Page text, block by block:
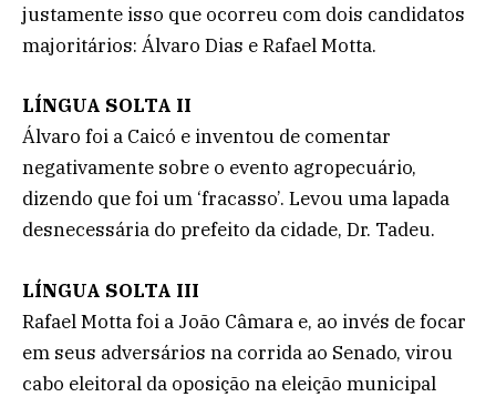
justamente isso que ocorreu com dois candidatos
majoritários: Álvaro Dias e Rafael Motta.
LÍNGUA SOLTA II
Álvaro foi a Caicó e inventou de comentar
negativamente sobre o evento agropecuário,
dizendo que foi um ‘fracasso’. Levou uma lapada
desnecessária do prefeito da cidade, Dr. Tadeu.
LÍNGUA SOLTA III
Rafael Motta foi a João Câmara e, ao invés de focar
em seus adversários na corrida ao Senado, virou
cabo eleitoral da oposição na eleição municipal